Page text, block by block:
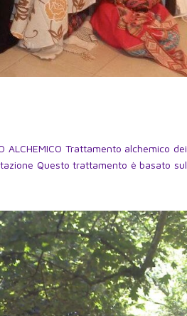
ALCHEMICO Trattamento alchemico dei
Questo trattamento è basato sul